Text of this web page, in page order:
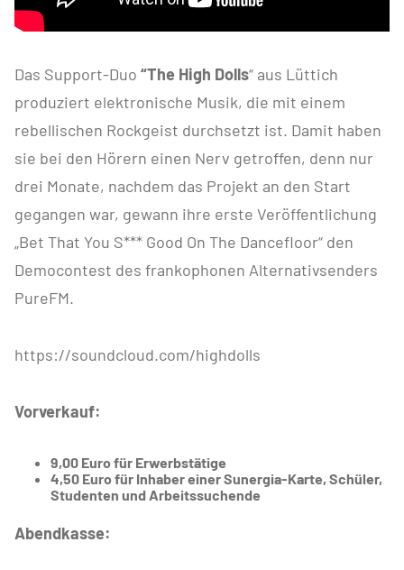
Das Support-Duo “The High Dolls“ aus Lüttich
produziert elektronische Musik, die mit einem
rebellischen Rockgeist durchsetzt ist. Damit haben
sie bei den Hörern einen Nerv getroffen, denn nur
drei Monate, nachdem das Projekt an den Start
gegangen war, gewann ihre erste Veröffentlichung
„Bet That You S*** Good On The Dancefloor“ den
Democontest des frankophonen Alternativsenders
PureFM.
https://soundcloud.com/highdolls
Vorverkauf:
9,00 Euro für Erwerbstätige
4,50 Euro für Inhaber einer Sunergia-Karte, Schüler,
Studenten und Arbeitssuchende
Abendkasse: